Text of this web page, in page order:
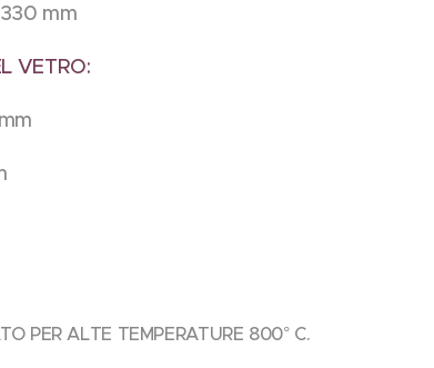
mm
VETRO:
PER ALTE TEMPERATURE 800° C.